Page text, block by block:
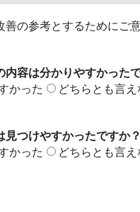
善の参考とするためにご
内容は分かりやすかった
かった
どちらとも言え
見つけやすかったですか？
かった
どちらとも言え